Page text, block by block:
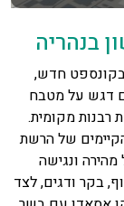
בנהריה
חדש,
דגש על מטבח
רבנות מקומית.
של הרשת
מהירה ונגישה
בקר ודגים, לצד